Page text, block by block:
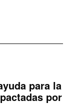
para la
por